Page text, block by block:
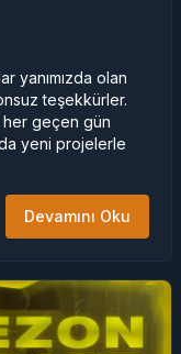
yanımızda olan
teşekkürler.
geçen gün
yeni projelerle
Devamını Oku